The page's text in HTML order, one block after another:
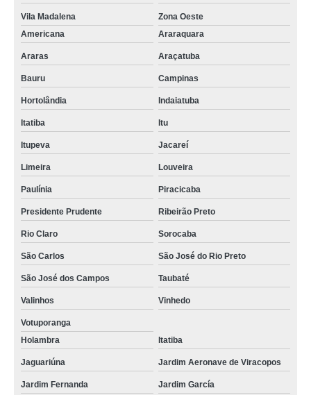
Vila Madalena
Zona Oeste
Americana
Araraquara
Araras Araçatuba
Bauru Campinas
Hortolândia Indaiatuba
Itatiba Itu
Itupeva Jacareí
Limeira Louveira
Paulínia Piracicaba
Presidente Prudente Ribeirão Preto
Rio Claro Sorocaba
São Carlos São José do Rio Preto
São José dos Campos Taubaté
Valinhos Vinhedo
Votuporanga
Holambra
Itatiba
Jaguariúna Jardim Aeronave de Viracopos
Jardim Fernanda Jardim García